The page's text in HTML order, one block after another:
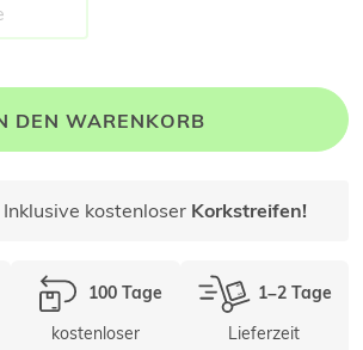
DEN WARENKORB
Inklusive kostenloser Korkstreifen!
100 Tage
kostenloser
1–2 Tage
Lieferzeit